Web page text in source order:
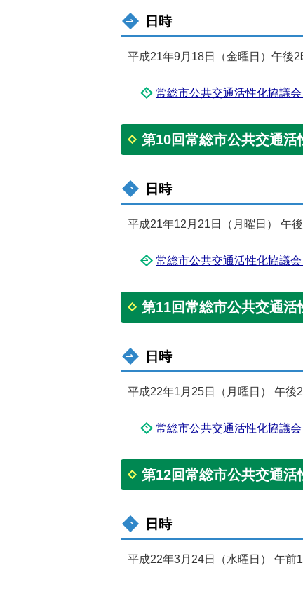
日時
平成21年9月18日（金曜日）午後
常総市公共交通活性化協議
第10回常総市公共交通活
日時
平成21年12月21日（月曜日） 午
常総市公共交通活性化協議
第11回常総市公共交通活
日時
平成22年1月25日（月曜日） 午後
常総市公共交通活性化協議
第12回常総市公共交通活
日時
平成22年3月24日（水曜日） 午前